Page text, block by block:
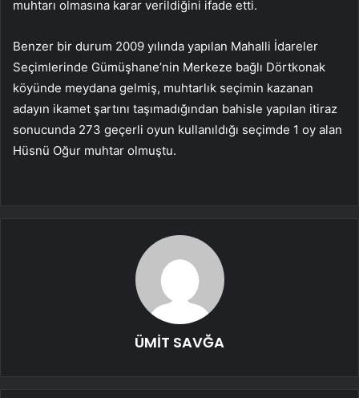
muhtarı olmasına karar verildiğini ifade etti.
Benzer bir durum 2009 yılında yapılan Mahalli İdareler
Seçimlerinde Gümüşhane’nin Merkeze bağlı Dörtkonak
köyünde meydana gelmiş, muhtarlık seçimin kazanan
adayın ikamet şartını taşımadığından bahisle yapılan itiraz
sonucunda 273 geçerli oyun kullanıldığı seçimde 1 oy alan
Hüsnü Oğur muhtar olmuştu.
ÜMİT SAVĞA